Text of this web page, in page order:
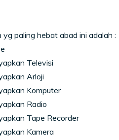
yg paling hebat abad ini adalah :
Televisi
Arloji
Komputer
Radio
Tape Recorder
Kamera